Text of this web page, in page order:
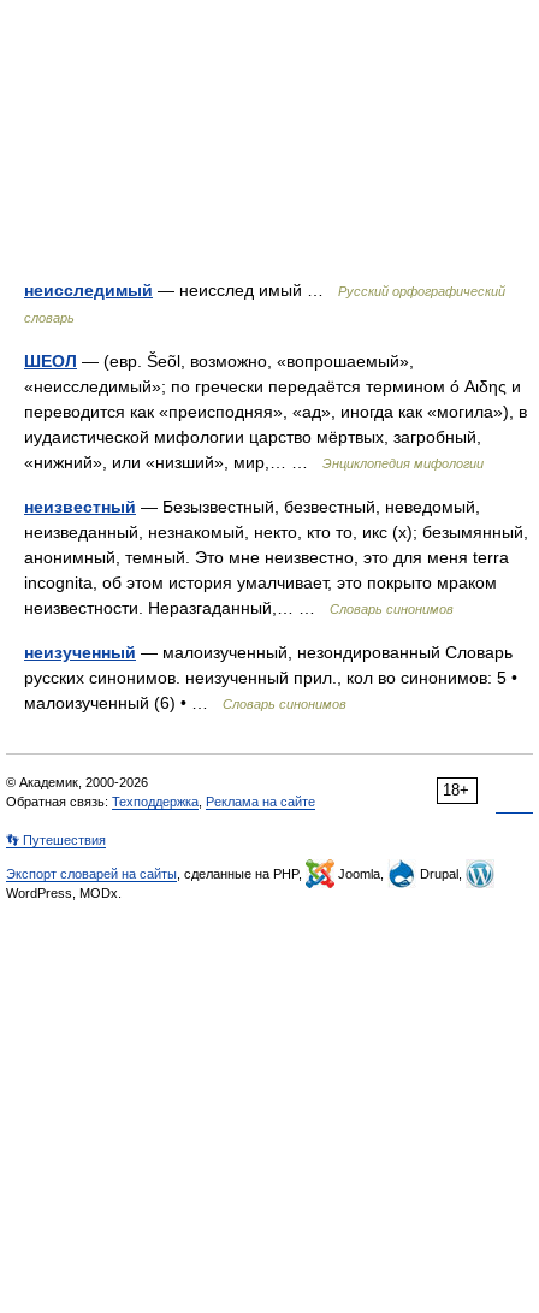
неисследимый — неисслед имый …
Русский орфографический
словарь
ШЕОЛ — (евр. Šeõl, возможно, «вопрошаемый»,
«неисследимый»; по гречески передаётся термином ó Αιδης и
переводится как «преисподняя», «ад», иногда как «могила»), в
иудаистической мифологии царство мёртвых, загробный,
«нижний», или «низший», мир,… …
Энциклопедия мифологии
неизвестный — Безызвестный, безвестный, неведомый,
неизведанный, незнакомый, некто, кто то, икс (х); безымянный,
анонимный, темный. Это мне неизвестно, это для меня terra
incognita, об этом история умалчивает, это покрыто мраком
неизвестности. Неразгаданный,… …
Словарь синонимов
неизученный — малоизученный, незондированный Словарь
русских синонимов. неизученный прил., кол во синонимов: 5 •
малоизученный (6) • …
Словарь синонимов
18+
© Академик, 2000-2026
Обратная связь: Техподдержка Реклама на сайте
👣 Путешествия
Экспорт словарей на сайты , сделанные на PHP, Joomla,
Drupal,
WordPress, MODx.